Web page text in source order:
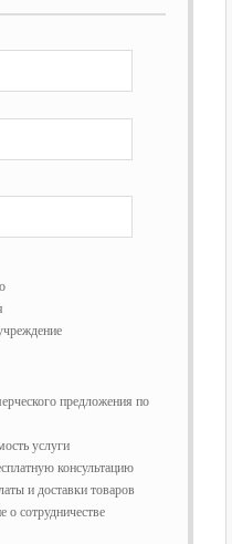
предложения по
услуги
консультацию
и доставки товаров
о сотрудничестве